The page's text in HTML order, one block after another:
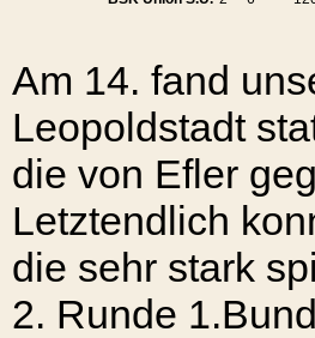
Am 14. fand
Leopoldstadt
die von Efler
Letztendlich
die sehr stark
2. Runde